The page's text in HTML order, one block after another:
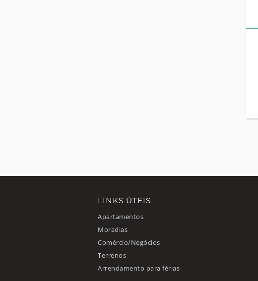
LINKS ÚTEIS
Apartamentos
Moradias
Comércio/Negócios
Terrenos
Arrendamento para férias